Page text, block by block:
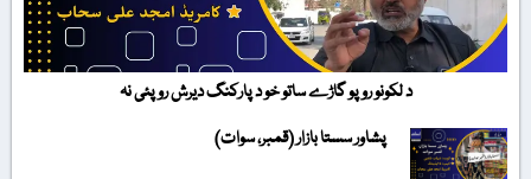
د لکونو روپو گاڑے ساتو خو د پارکنگ دیرش روپئی نہ
پشاور سستا بازار (قمبر، سوات)